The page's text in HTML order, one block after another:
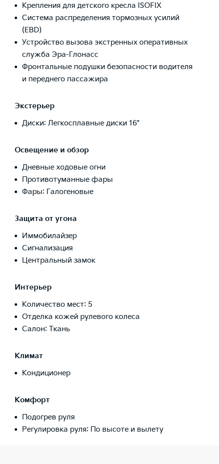
Крепления для детского кресла ISOFIX
Система распределения тормозных усилий
(EBD)
Устройство вызова экстренных оперативных
служба Эра-Глонасс
Фронтальные подушки безопасности водителя
и переднего пассажира
Экстерьер
Диски: Легкосплавные диски 16"
Освещение и обзор
Дневные ходовые огни
Противотуманные фары
Фары: Галогеновые
Защита от угона
Иммобилайзер
Сигнализация
Центральный замок
Интерьер
Количество мест: 5
Отделка кожей рулевого колеса
Салон: Ткань
Климат
Кондиционер
Комфорт
Подогрев руля
Регулировка руля: По высоте и вылету